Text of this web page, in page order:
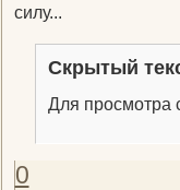
силу...
Скрытый
Для просмотра
0